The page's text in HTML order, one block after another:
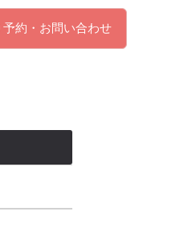
予約・お問い合わせ